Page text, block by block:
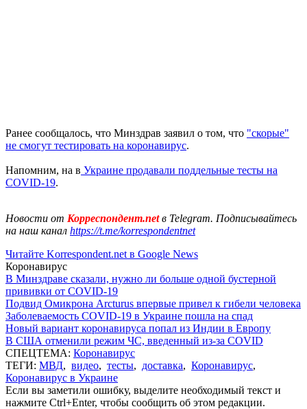
Ранее сообщалось, что Минздрав заявил о том, что "скорые"
не смогут тестировать на коронавирус.
Напомним, на в Украине продавали поддельные тесты на
COVID-19.
Новости от Корреспондент.netв Telegram. Подписывайтесь
на наш канал https://t.me/korrespondentnet
Читайте Korrespondent.net в Google News
Коронавирус
В Минздраве сказали, нужно ли больше одной бустерной
прививки от COVID-19
Подвид Омикрона Arcturus впервые привел к гибели человека
Заболеваемость COVID-19 в Украине пошла на спад
Новый вариант коронавируса попал из Индии в Европу
В США отменили режим ЧС, введенный из-за COVID
СПЕЦТЕМА: Коронавирус
ТЕГИ: МВД, видео, тесты, доставка, Коронавирус,
Коронавирус в Украине
Если вы заметили ошибку, выделите необходимый текст и
нажмите Ctrl+Enter, чтобы сообщить об этом редакции.